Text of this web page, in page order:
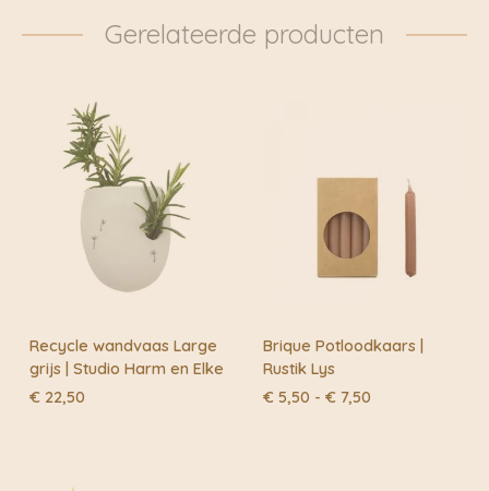
daadwerkelijk met de fiets bezorgd. Klik voor meer
aan DHL of Post.nl
Gerelateerde producten
Recycle wandvaas Large
grijs | Studio Harm en Elke
€ 22,50
Brique Potloodkaars |
Rustik Lys
€ 5,50 - € 7,50